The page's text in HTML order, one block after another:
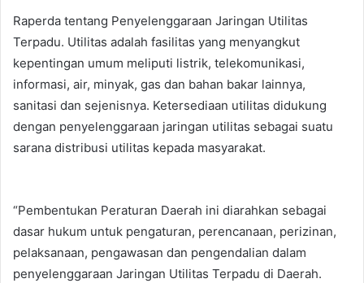
Raperda tentang Penyelenggaraan Jaringan Utilitas
Terpadu. Utilitas adalah fasilitas yang menyangkut
kepentingan umum meliputi listrik, telekomunikasi,
informasi, air, minyak, gas dan bahan bakar lainnya,
sanitasi dan sejenisnya. Ketersediaan utilitas didukung
dengan penyelenggaraan jaringan utilitas sebagai suatu
sarana distribusi utilitas kepada masyarakat.
“Pembentukan Peraturan Daerah ini diarahkan sebagai
dasar hukum untuk pengaturan, perencanaan, perizinan,
pelaksanaan, pengawasan dan pengendalian dalam
penyelenggaraan Jaringan Utilitas Terpadu di Daerah.